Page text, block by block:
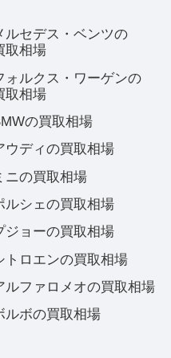
ルセデス・ベンツの
取相場
ォルクス・ワーゲンの
取相場
の買取相場
ウディの買取相場
ニの買取相場
ルシェの買取相場
ジョーの買取相場
トロエンの買取相場
ルファロメオの買取相場
ルボの買取相場